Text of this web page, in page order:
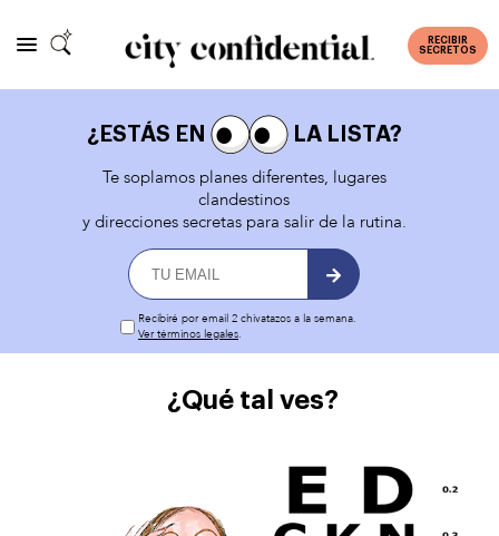
RECIBIR
SECRETOS
¿ESTÁS EN
LA LISTA?
Te soplamos planes diferentes, lugares
clandestinos
y direcciones secretas para salir de la rutina.
Recibiré por email 2 chivatazos a la semana.
Ver términos legales.
¿Qué tal ves?